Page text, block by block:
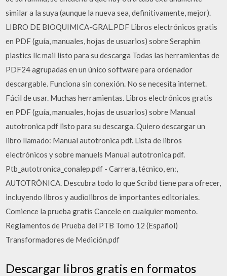
similar a la suya (aunque la nueva sea, definitivamente, mejor).
LIBRO DE BIOQUIMICA-GRAL.PDF Libros electrónicos gratis
en PDF (guía, manuales, hojas de usuarios) sobre Seraphim
plastics llc mail listo para su descarga Todas las herramientas de
PDF24 agrupadas en un único software para ordenador
descargable. Funciona sin conexión. No se necesita internet.
Fácil de usar. Muchas herramientas. Libros electrónicos gratis
en PDF (guía, manuales, hojas de usuarios) sobre Manual
autotronica pdf listo para su descarga. Quiero descargar un
libro llamado: Manual autotronica pdf. Lista de libros
electrónicos y sobre manuels Manual autotronica pdf.
Ptb_autotronica_conalep.pdf - Carrera, técnico, en:,
AUTOTRÓNICA. Descubra todo lo que Scribd tiene para ofrecer,
incluyendo libros y audiolibros de importantes editoriales.
Comience la prueba gratis Cancele en cualquier momento.
Reglamentos de Prueba del PTB Tomo 12 (Español)
Transformadores de Medición.pdf
Descargar libros gratis en formatos